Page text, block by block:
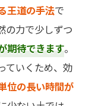
王道の手法で
の力で少しずつ
期待できます。
ていくため、効
位の長い時間が